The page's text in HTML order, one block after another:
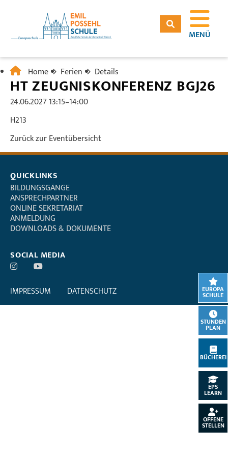
EUROPA
SCHULE
STUNDEN
PLAN
BÜCHEREI
EPS
LEARN
OFFENE
STELLEN
MENÜ
Home Ferien Details
HT ZEUGNISKONFERENZ BGJ26
24.06.2027 13:15–14:00
H213
Zurück zur Eventübersicht
QUICKLINKS
BILDUNGSGÄNGE
ANSPRECHPARTNER
ONLINE SEKRETARIAT
ANMELDUNG
DOWNLOADS & DOKUMENTE
SOCIAL MEDIA
IMPRESSUM DATENSCHUTZ